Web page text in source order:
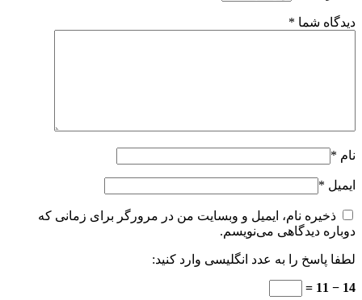
دیدگاه شما *
نام *
ایمیل *
ذخیره نام، ایمیل و وبسایت من در مرورگر برای زمانی که
دوباره دیدگاهی می‌نویسم.
لطفا پاسخ را به عدد انگلیسی وارد کنید:
14 − 11 =